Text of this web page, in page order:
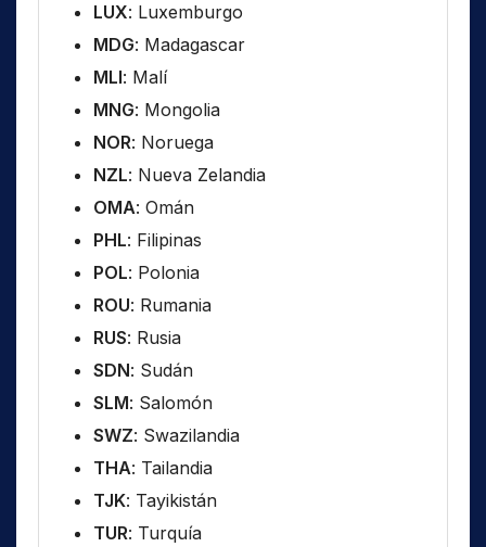
LUX: Luxemburgo
MDG: Madagascar
MLI: Malí
MNG: Mongolia
NOR: Noruega
NZL: Nueva Zelandia
OMA: Omán
PHL: Filipinas
POL: Polonia
ROU: Rumania
RUS: Rusia
SDN: Sudán
SLM: Salomón
SWZ: Swazilandia
THA: Tailandia
TJK: Tayikistán
TUR: Turquía